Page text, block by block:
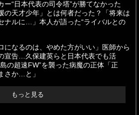
ー“日本代表の司令塔”が勝てなかった
の天才少年」とは何者だった？「将来は
ナルに…」本人が語った“ライバルとの
になるのは、やめた方がいい」医師から
宣告…久保建英らと日本代表でも活
の超速FW”を襲った病魔の正体「正
さか…と」
もっと見る